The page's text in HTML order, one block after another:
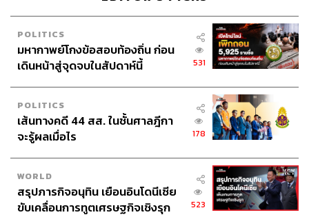
POLITICS
มหากาพย์โกงข้อสอบท้องถิ่น ก่อน
เดินหน้าสู่จุดจบในสัปดาห์นี้
531
POLITICS
เส้นทางคดี 44 สส. ในชั้นศาลฎีกา
จะรู้ผลเมื่อไร
178
WORLD
สรุปภารกิจอนุทิน เยือนอินโดนีเซีย
ขับเคลื่อนการทูตเศรษฐกิจเชิงรุก
523